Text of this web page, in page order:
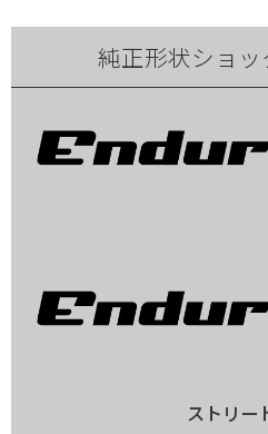
純正形状ショ
ストリー